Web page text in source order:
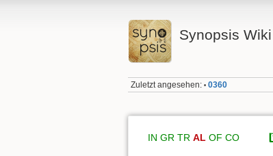
Synopsis Wiki
Zuletzt angesehen: • 0360
IN GR TR AL OF CO